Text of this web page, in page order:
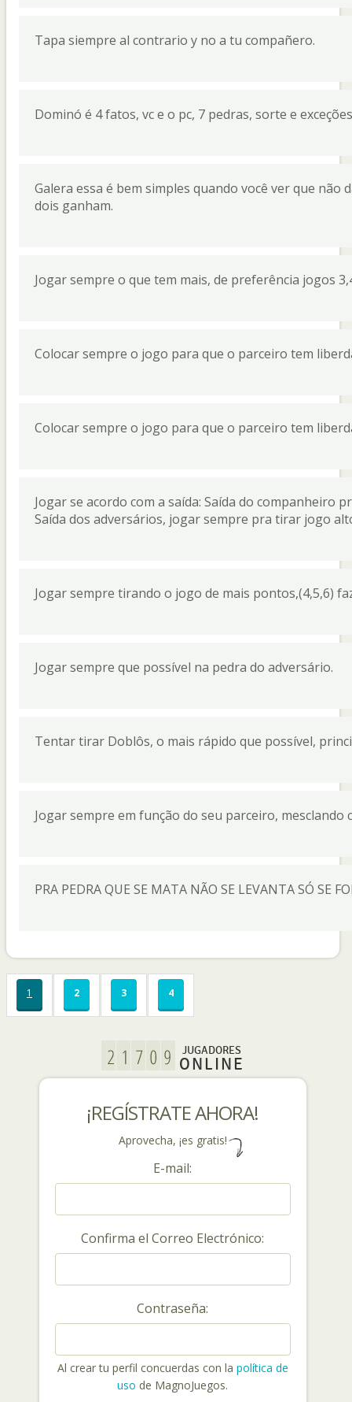
Tapa siempre al contrario y no a tu compañero.
Dominó é 4 fatos, vc e o pc, 7 pedras, sorte e
Galera essa é bem simples quando você ver que
dois ganham.
Jogar sempre o que tem mais, de preferência jogos
Colocar sempre o jogo para que o parceiro tem
Colocar sempre o jogo para que o parceiro tem
Jogar se acordo com a saída: Saída do companheiro
Saída dos adversários, jogar sempre pra tirar jogo
Jogar sempre tirando o jogo de mais pontos,(4,5,6)
Jogar sempre que possível na pedra do adversário.
Tentar tirar Doblôs, o mais rápido que possível,
Jogar sempre em função do seu parceiro, mesclando
PRA PEDRA QUE SE MATA NÃO SE LEVANTA SÓ SE
1 2 3 4
JUGADORES
ONLINE
¡REGÍSTRATE AHORA!
Aprovecha, ¡es gratis!
E-mail:
Confirma el Correo Electrónico:
Contraseña:
Al crear tu perfil concuerdas con la política de
uso de MagnoJuegos.